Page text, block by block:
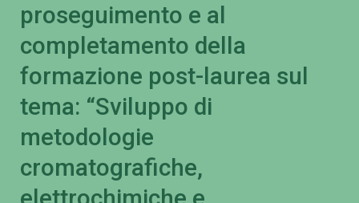
proseguimento e al
completamento della
formazione post-laurea sul
tema: “Sviluppo di
metodologie
cromatografiche,